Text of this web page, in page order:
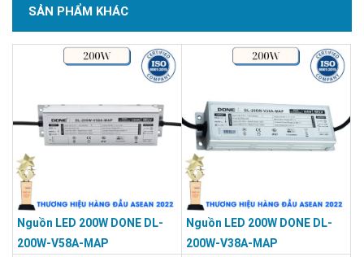
SẢN PHẨM KHÁC
Nguồn LED 200W DONE DL-
200W-V58A-MAP
Nguồn LED 200W DONE DL-
200W-V38A-MAP